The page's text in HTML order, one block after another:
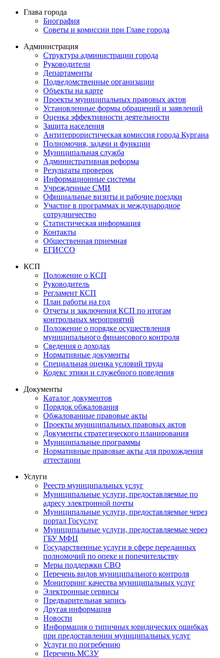
Глава города
Биография
Советы и комиссии при Главе города
Администрация
Структура администрации города
Руководители
Департаменты
Подведомственные организации
Объекты на карте
Проекты муниципальных правовых актов
Установленные формы обращений и заявлений
Оценка эффективности деятельности
Защита населения
Антитеррористическая комиссия города Кургана
Полномочия, задачи и функции
Муниципальная служба
Административная реформа
Результаты проверок
Информационные системы
Учрежденные СМИ
Официальные визиты и рабочие поездки
Участие в программах и международное
сотрудничество
Статистическая информация
Контакты
Общественная приемная
ЕГИССО
КСП
Положение о КСП
Руководитель
Регламент КСП
План работы на год
Отчеты и заключения КСП по итогам
контрольных мероприятий
Положение о порядке осуществления
муниципального финансового контроля
Сведения о доходах
Нормативные документы
Специальная оценка условий труда
Кодекс этики и служебного поведения
Документы
Каталог документов
Порядок обжалования
Обжалованные правовые акты
Проекты муниципальных правовых актов
Документы стратегического планирования
Муниципальные программы
Нормативные правовые акты для прохождения
аттестации
Услуги
Реестр муниципальных услуг
Муниципальные услуги, предоставляемые по
адресу электронной почты
Муниципальные услуги, предоставляемые через
портал Госуслуг
Муниципальные услуги, предоставляемые через
ГБУ МФЦ
Государственные услуги в сфере переданных
полномочий по опеке и попечительству
Меры поддержки СВО
Перечень видов муниципального контроля
Мониторинг качества муниципальных услуг
Электронные сервисы
Предварительная запись
Другая информация
Новости
Информация о типичных юридических ошибках
при предоставлении муниципальных услуг
Услуги по погребению
Перечень МСЗУ